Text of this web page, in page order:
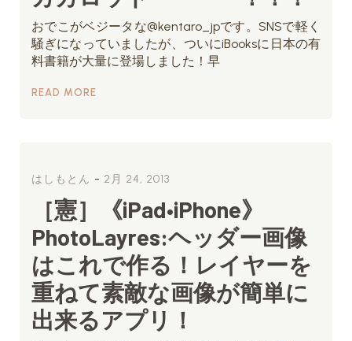
おでこがベジータな@kentaro_jpです。SNSで軽く
騒ぎになっていましたが、ついにiBooksに日本の有
料書籍が大量に登場しました！早
READ MORE
はしもとん - 2月 24, 2013
［憲］《iPad•iPhone》
PhotoLayres:ヘッダー画像
はこれで作る！レイヤーを
重ねて素敵な画像が簡単に
出来るアプリ！